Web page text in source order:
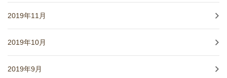
2019年11月
2019年10月
2019年9月